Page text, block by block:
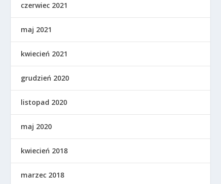
czerwiec 2021
maj 2021
kwiecień 2021
grudzień 2020
listopad 2020
maj 2020
kwiecień 2018
marzec 2018